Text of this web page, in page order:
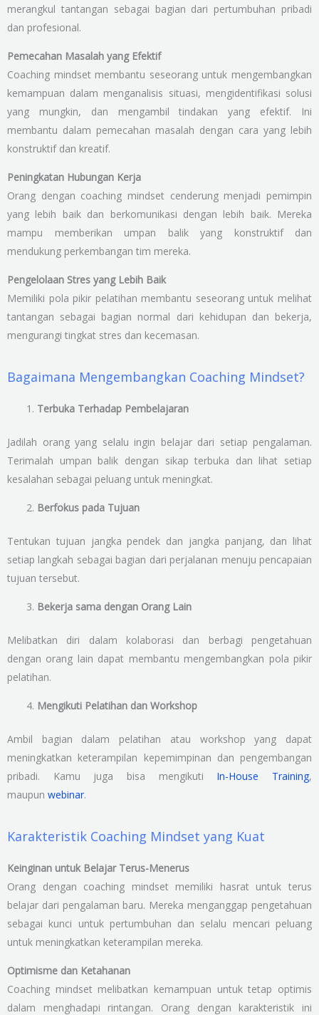
merangkul tantangan sebagai bagian dari pertumbuhan pribadi
dan profesional.
Pemecahan Masalah yang Efektif
Coaching mindset membantu seseorang untuk mengembangkan
kemampuan dalam menganalisis situasi, mengidentifikasi solusi
yang mungkin, dan mengambil tindakan yang efektif. Ini
membantu dalam pemecahan masalah dengan cara yang lebih
konstruktif dan kreatif.
Peningkatan Hubungan Kerja
Orang dengan coaching mindset cenderung menjadi pemimpin
yang lebih baik dan berkomunikasi dengan lebih baik. Mereka
mampu memberikan umpan balik yang konstruktif dan
mendukung perkembangan tim mereka.
Pengelolaan Stres yang Lebih Baik
Memiliki pola pikir pelatihan membantu seseorang untuk melihat
tantangan sebagai bagian normal dari kehidupan dan bekerja,
mengurangi tingkat stres dan kecemasan.
Bagaimana Mengembangkan Coaching Mindset?
Terbuka Terhadap Pembelajaran
Jadilah orang yang selalu ingin belajar dari setiap pengalaman.
Terimalah umpan balik dengan sikap terbuka dan lihat setiap
kesalahan sebagai peluang untuk meningkat.
Berfokus pada Tujuan
Tentukan tujuan jangka pendek dan jangka panjang, dan lihat
setiap langkah sebagai bagian dari perjalanan menuju pencapaian
tujuan tersebut.
Bekerja sama dengan Orang Lain
Melibatkan diri dalam kolaborasi dan berbagi pengetahuan
dengan orang lain dapat membantu mengembangkan pola pikir
pelatihan.
Mengikuti Pelatihan dan Workshop
Ambil bagian dalam pelatihan atau workshop yang dapat
meningkatkan keterampilan kepemimpinan dan pengembangan
pribadi. Kamu juga bisa mengikuti In-House Training,
maupun webinar.
Karakteristik Coaching Mindset yang Kuat
Keinginan untuk Belajar Terus-Menerus
Orang dengan coaching mindset memiliki hasrat untuk terus
belajar dari pengalaman baru. Mereka menganggap pengetahuan
sebagai kunci untuk pertumbuhan dan selalu mencari peluang
untuk meningkatkan keterampilan mereka.
Optimisme dan Ketahanan
Coaching mindset melibatkan kemampuan untuk tetap optimis
dalam menghadapi rintangan. Orang dengan karakteristik ini